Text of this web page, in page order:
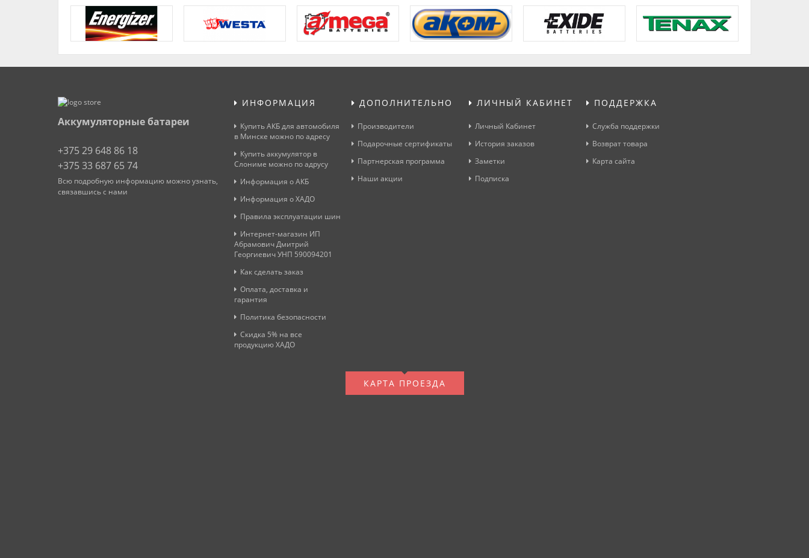
Аккумуляторные батареи
+375 29 648 86 18
+375 33 687 65 74
Всю подробную информацию можно узнать,
связавшись с нами
ИНФОРМАЦИЯ
Купить АКБ для автомобиля
в Минске можно по адресу
Купить аккумулятор в
Слониме можно по адрусу
Информация о АКБ
Информация о ХАДО
Правила эксплуатации шин
Интернет-магазин ИП
Абрамович Дмитрий
Георгиевич УНП 590094201
Как сделать заказ
Оплата, доставка и
гарантия
Политика безопасности
Скидка 5% на все
продукцию ХАДО
ДОПОЛНИТЕЛЬНО
Производители
Подарочные сертификаты
Партнерская программа
Наши акции
ЛИЧНЫЙ КАБИНЕТ
Личный Кабинет
История заказов
Заметки
Подписка
ПОДДЕРЖКА
Служба поддержки
Возврат товара
Карта сайта
КАРТА ПРОЕЗДА